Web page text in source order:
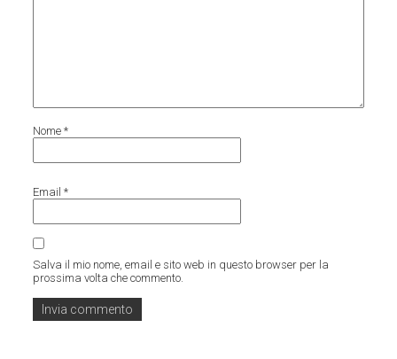
Nome*
Email*
Salva il mio nome, email e sito web in questo browser per la
prossima volta che commento.